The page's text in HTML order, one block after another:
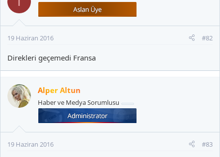
19 Haziran 2016 #82
Direkleri geçemedi Fransa
Alper Altun
Haber ve Medya Sorumlusu
19 Haziran 2016 #83